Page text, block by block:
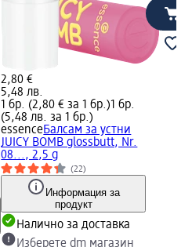
2,80 €
5,48 лв.
1 бр. (2,80 € за 1 бр.)1 бр.
(5,48 лв. за 1 бр.)
essenceБалсам за устни
JUICY BOMB glossbutt, Nr.
08..., 2,5 g
(22)
Информация за
продукт
Налично за доставка
Изберете dm магазин